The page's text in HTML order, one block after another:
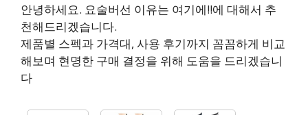
안녕하세요. 요술버선 이유는 여기에!!에 대해서 추
천해드리겠습니다.
제품별 스펙과 가격대, 사용 후기까지 꼼꼼하게 비교
해보며 현명한 구매 결정을 위해 도움을 드리겠습니
다